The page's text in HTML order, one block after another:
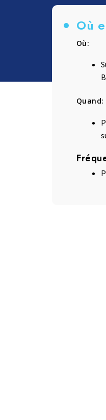
Où
Où:
Quand: